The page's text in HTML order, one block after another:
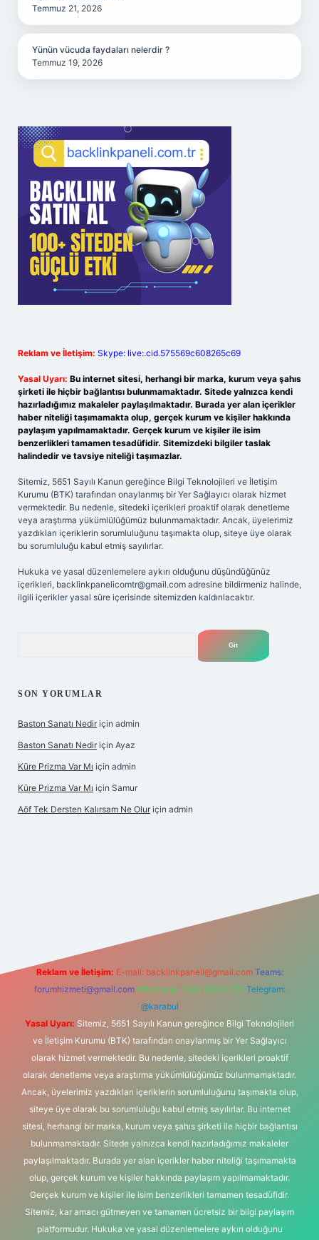
Temmuz 21, 2026
Yünün vücuda faydaları nelerdir ?
Temmuz 19, 2026
Reklam ve İletişim: Skype: live:.cid.575569c608265c69
Yasal Uyarı: Bu internet sitesi, herhangi bir marka, kurum veya şahıs
şirketi ile hiçbir bağlantısı bulunmamaktadır. Sitede yalnızca kendi
hazırladığımız makaleler paylaşılmaktadır. Burada yer alan içerikler
haber niteliği taşımamakta olup, gerçek kurum ve kişiler hakkında
paylaşım yapılmamaktadır. Gerçek kurum ve kişiler ile isim
benzerlikleri tamamen tesadüfidir. Sitemizdeki bilgiler taslak
halindedir ve tavsiye niteliği taşımazlar.
Sitemiz, 5651 Sayılı Kanun gereğince Bilgi Teknolojileri ve İletişim
Kurumu (BTK) tarafından onaylanmış bir Yer Sağlayıcı olarak hizmet
vermektedir. Bu nedenle, sitedeki içerikleri proaktif olarak denetleme
veya araştırma yükümlülüğümüz bulunmamaktadır. Ancak, üyelerimiz
yazdıkları içeriklerin sorumluluğunu taşımakta olup, siteye üye olarak
bu sorumluluğu kabul etmiş sayılırlar.
Hukuka ve yasal düzenlemelere aykırı olduğunu düşündüğünüz
içerikleri, backlinkpanelicomtr@gmail.com adresine bildirmeniz halinde,
ilgili içerikler yasal süre içerisinde sitemizden kaldırılacaktır.
SON YORUMLAR
Baston Sanatı Nedir için admin
Baston Sanatı Nedir için Ayaz
Küre Prizma Var Mı için admin
Küre Prizma Var Mı için Samur
Aöf Tek Dersten Kalırsam Ne Olur için admin
Reklam ve İletişim: E-mail: backlinkpaneli@gmail.com Teams:
forumhizmeti@gmail.com Whatsapp: 0262 606 0 726 Telegram:
@karabul
Yasal Uyarı: Sitemiz, 5651 Sayılı Kanun gereğince Bilgi Teknolojileri
ve İletişim Kurumu (BTK) tarafından onaylanmış bir Yer Sağlayıcı
olarak hizmet vermektedir. Bu nedenle, sitedeki içerikleri proaktif
olarak denetleme veya araştırma yükümlülüğümüz bulunmamaktadır.
Ancak, üyelerimiz yazdıkları içeriklerin sorumluluğunu taşımakta olup,
siteye üye olarak bu sorumluluğu kabul etmiş sayılırlar. Bu internet
sitesi, herhangi bir marka, kurum veya şahıs şirketi ile hiçbir bağlantısı
bulunmamaktadır. Sitede yalnızca kendi hazırladığımız makaleler
paylaşılmaktadır. Burada yer alan içerikler haber niteliği taşımamakta
olup, gerçek kurum ve kişiler hakkında paylaşım yapılmamaktadır.
Gerçek kurum ve kişiler ile isim benzerlikleri tamamen tesadüfidir.
Sitemiz, kar amacı gütmeyen ve tamamen ücretsiz bir bilgi paylaşım
platformudur. Hukuka ve yasal düzenlemelere aykırı olduğunu